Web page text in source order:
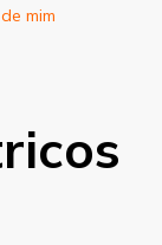
Industrial
mim